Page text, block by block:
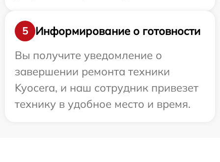
5
Информирование о готовности
Вы получите уведомление о
завершении ремонта техники
Kyocera, и наш сотрудник привезет
технику в удобное место и время.